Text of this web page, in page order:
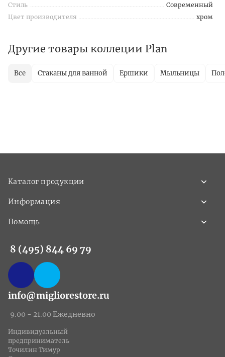
Стиль
Современный
Цвет производителя
хром
Другие товары коллеции Plan
Все Стаканы для ванной Ершики Мыльницы
Каталог продукции
Информация
Помощь
8 (495) 844 69 79
info@migliorestore.ru
9.00 - 21.00 Ежедневно
Индивидуальный
предприниматель
Точилин Тимур